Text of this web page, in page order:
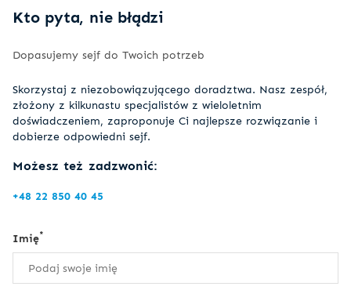
Kto pyta, nie błądzi
Dopasujemy sejf do Twoich potrzeb
Skorzystaj z niezobowiązującego doradztwa. Nasz zespół,
złożony z kilkunastu specjalistów z wieloletnim
doświadczeniem, zaproponuje Ci najlepsze rozwiązanie i
dobierze odpowiedni sejf.
Możesz też zadzwonić:
+48 22 850 40 45
Imię*